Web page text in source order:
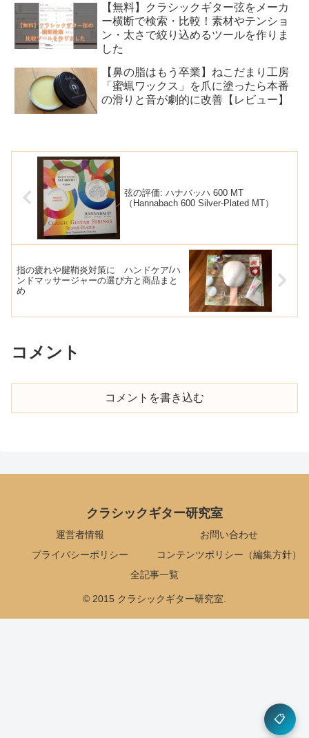
【無料】クラシックギター弦をメーカ
ー横断で検索・比較！素材やテンショ
ン・太さで絞り込めるツールを作りま
した
【鼻の脂はもう卒業】ねこだまり工房
「蜜蝋ワックス」を爪に塗ったら本番
の滑りと音が劇的に改善【レビュー】
弦の評価: ハナバッハ 600 MT
（Hannabach 600 Silver-Plated MT）
指の疲れや腱鞘炎対策に ハンドケア/ハ
ンドマッサージャーの選び方と商品まと
め
コメント
コメントを書き込む
クラシックギター研究室
運営者情報
お問い合わせ
プライバシーポリシー
コンテンツポリシー（編集方針）
全記事一覧
© 2015 クラシックギター研究室.
📋